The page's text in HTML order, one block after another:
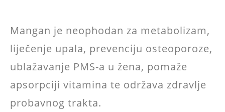
Mangan je neophodan za metabolizam,
liječenje upala, prevenciju osteoporoze,
ublažavanje PMS-a u žena, pomaže
apsorpciji vitamina te održava zdravlje
probavnog trakta.